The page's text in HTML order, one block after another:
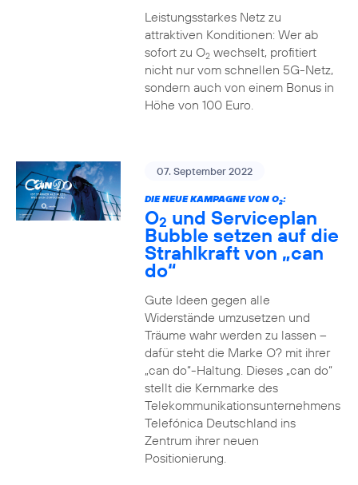
Leistungsstarkes Netz zu
attraktiven Konditionen: Wer ab
sofort zu O2wechselt, profitiert
nicht nur vom schnellen 5G-Netz,
sondern auch von einem Bonus in
Höhe von 100 Euro.
07. September 2022
DIE NEUE KAMPAGNE VON O2:
O2 und Serviceplan
Bubble setzen auf die
Strahlkraft von „can
do“
Gute Ideen gegen alle
Widerstände umzusetzen und
Träume wahr werden zu lassen –
dafür steht die Marke O? mit ihrer
„can do“-Haltung. Dieses „can do“
stellt die Kernmarke des
Telekommunikationsunternehmens
Telefónica Deutschland ins
Zentrum ihrer neuen
Positionierung.